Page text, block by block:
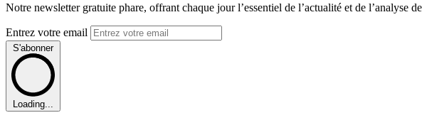
Notre newsletter gratuite phare, offrant chaque jour l’essentiel de l’actualité et de l’analyse
Entrez votre email
S'abonner
Loading...